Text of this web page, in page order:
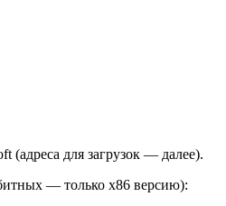
(адреса для загрузок — далее).
— только x86 версию):